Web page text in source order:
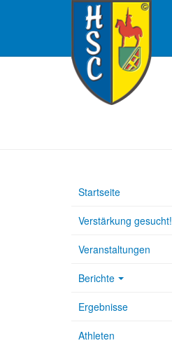
Startseite
Verstärkung gesucht!
Veranstaltungen
Berichte
Ergebnisse
Athleten